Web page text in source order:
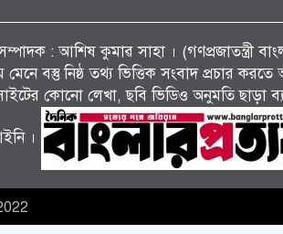
: আশিষ কুমাৱ সাহা । (গণপ্রজাতন্ত্রী
মেনে বস্তু নিষ্ঠ তথ্য ভিত্তিক সংবাদ প্রচার
কোনো লেখা, ছবি ভিডিও অনুমতি ছাড়া
।